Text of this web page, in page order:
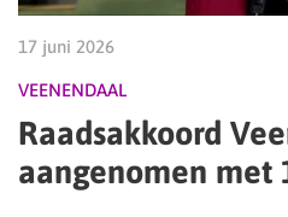
17 juni 2026
VEENENDAAL
Raadsakkoord
aangenomen met